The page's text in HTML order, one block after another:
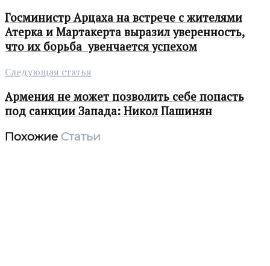
Госминистр Арцаха на встрече с жителями
Атерка и Мартакерта выразил уверенность,
что их борьба увенчается успехом
Следующая статья
Армения не может позволить себе попасть
под санкции Запада: Никол Пашинян
Похожие Статьи